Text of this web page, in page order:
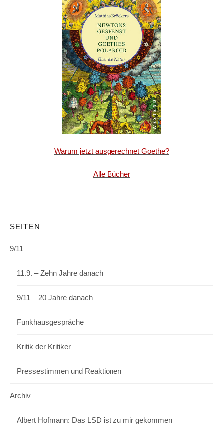
Warum jetzt ausgerechnet Goethe?
Alle Bücher
SEITEN
9/11
11.9. – Zehn Jahre danach
9/11 – 20 Jahre danach
Funkhausgespräche
Kritik der Kritiker
Pressestimmen und Reaktionen
Archiv
Albert Hofmann: Das LSD ist zu mir gekommen